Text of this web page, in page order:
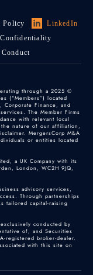
LinkedIn
Policy
through a
(“Members”) located
Corporate Finance, and
The Member Firms
with relevant local
nature of our affiliation,
MergersCorp M&A
or entities located
a UK Company with its
London, WC2H 9JQ,
advisory services,
Through partnerships
tailored capital-raising
conducted by
of, and Securities
registered broker-dealer.
with this site on